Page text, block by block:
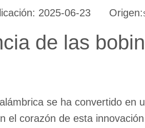
2025-06-23 Origen:
de las
se ha convertido en
el corazón de esta